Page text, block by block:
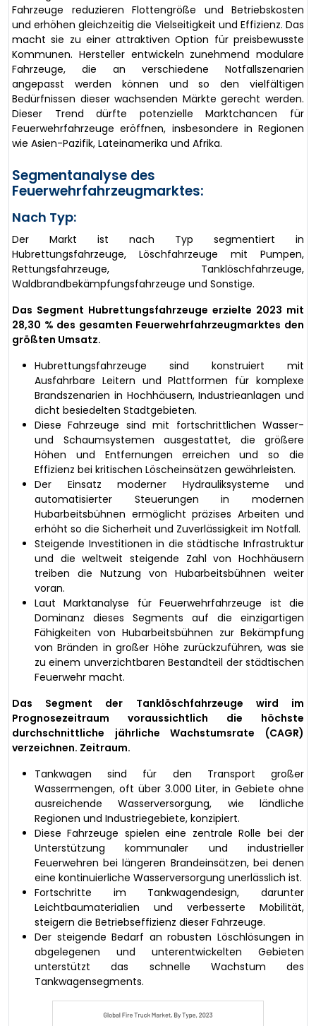
Fahrzeuge reduzieren Flottengröße und Betriebskosten
und erhöhen gleichzeitig die Vielseitigkeit und Effizienz. Das
macht sie zu einer attraktiven Option für preisbewusste
Kommunen. Hersteller entwickeln zunehmend modulare
Fahrzeuge, die an verschiedene Notfallszenarien
angepasst werden können und so den vielfältigen
Bedürfnissen dieser wachsenden Märkte gerecht werden.
Dieser Trend dürfte potenzielle Marktchancen für
Feuerwehrfahrzeuge eröffnen, insbesondere in Regionen
wie Asien-Pazifik, Lateinamerika und Afrika.
Segmentanalyse des
Feuerwehrfahrzeugmarktes:
Nach Typ:
Der Markt ist nach Typ segmentiert in
Hubrettungsfahrzeuge, Löschfahrzeuge mit Pumpen,
Rettungsfahrzeuge, Tanklöschfahrzeuge,
Waldbrandbekämpfungsfahrzeuge und Sonstige.
Das Segment Hubrettungsfahrzeuge erzielte 2023 mit
28,30 % des gesamten Feuerwehrfahrzeugmarktes den
größten Umsatz.
Hubrettungsfahrzeuge sind konstruiert mit
Ausfahrbare Leitern und Plattformen für komplexe
Brandszenarien in Hochhäusern, Industrieanlagen und
dicht besiedelten Stadtgebieten.
Diese Fahrzeuge sind mit fortschrittlichen Wasser-
und Schaumsystemen ausgestattet, die größere
Höhen und Entfernungen erreichen und so die
Effizienz bei kritischen Löscheinsätzen gewährleisten.
Der Einsatz moderner Hydrauliksysteme und
automatisierter Steuerungen in modernen
Hubarbeitsbühnen ermöglicht präzises Arbeiten und
erhöht so die Sicherheit und Zuverlässigkeit im Notfall.
Steigende Investitionen in die städtische Infrastruktur
und die weltweit steigende Zahl von Hochhäusern
treiben die Nutzung von Hubarbeitsbühnen weiter
voran.
Laut Marktanalyse für Feuerwehrfahrzeuge ist die
Dominanz dieses Segments auf die einzigartigen
Fähigkeiten von Hubarbeitsbühnen zur Bekämpfung
von Bränden in großer Höhe zurückzuführen, was sie
zu einem unverzichtbaren Bestandteil der städtischen
Feuerwehr macht.
Das Segment der Tanklöschfahrzeuge wird im
Prognosezeitraum voraussichtlich die höchste
durchschnittliche jährliche Wachstumsrate (CAGR)
verzeichnen. Zeitraum.
Tankwagen sind für den Transport großer
Wassermengen, oft über 3.000 Liter, in Gebiete ohne
ausreichende Wasserversorgung, wie ländliche
Regionen und Industriegebiete, konzipiert.
Diese Fahrzeuge spielen eine zentrale Rolle bei der
Unterstützung kommunaler und industrieller
Feuerwehren bei längeren Brandeinsätzen, bei denen
eine kontinuierliche Wasserversorgung unerlässlich ist.
Fortschritte im Tankwagendesign, darunter
Leichtbaumaterialien und verbesserte Mobilität,
steigern die Betriebseffizienz dieser Fahrzeuge.
Der steigende Bedarf an robusten Löschlösungen in
abgelegenen und unterentwickelten Gebieten
unterstützt das schnelle Wachstum des
Tankwagensegments.